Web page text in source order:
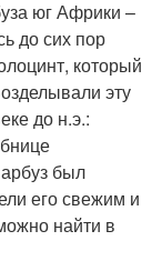
юг Африки –
до сих пор
который
эту
до н.э.:
был
его свежим и
найти в